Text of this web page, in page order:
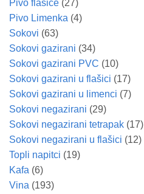
Pivo flašice (27)
Pivo Limenka (4)
Sokovi (63)
Sokovi gazirani (34)
Sokovi gazirani PVC (10)
Sokovi gazirani u flašici (17)
Sokovi gazirani u limenci (7)
Sokovi negazirani (29)
Sokovi negazirani tetrapak (17)
Sokovi negazirani u flašici (12)
Topli napitci (19)
Kafa (6)
Vina (193)